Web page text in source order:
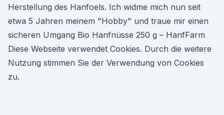
Herstellung des Hanfoels. Ich widme mich nun seit
etwa 5 Jahren meinem "Hobby" und traue mir einen
sicheren Umgang Bio Hanfnüsse 250 g – HanfFarm
Diese Webseite verwendet Cookies. Durch die weitere
Nutzung stimmen Sie der Verwendung von Cookies
zu.